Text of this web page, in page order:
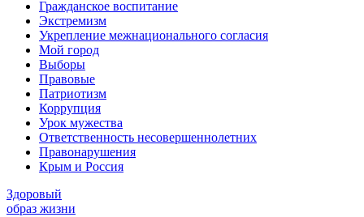
Гражданское воспитание
Экстремизм
Укрепление межнационального согласия
Мой город
Выборы
Правовые
Патриотизм
Коррупция
Урок мужества
Ответственность несовершеннолетних
Правонарушения
Крым и Россия
Здоровый
образ жизни